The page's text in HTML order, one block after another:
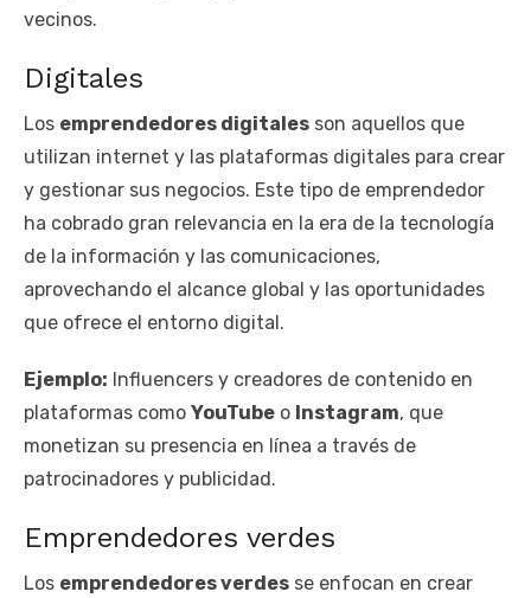
vecinos.
Digitales
Los emprendedores digitales son aquellos que
utilizan internet y las plataformas digitales para crear
y gestionar sus negocios. Este tipo de emprendedor
ha cobrado gran relevancia en la era de la tecnología
de la información y las comunicaciones,
aprovechando el alcance global y las oportunidades
que ofrece el entorno digital.
Ejemplo: Influencers y creadores de contenido en
plataformas como YouTube o Instagram, que
monetizan su presencia en línea a través de
patrocinadores y publicidad.
Emprendedores verdes
Los emprendedores verdes se enfocan en crear